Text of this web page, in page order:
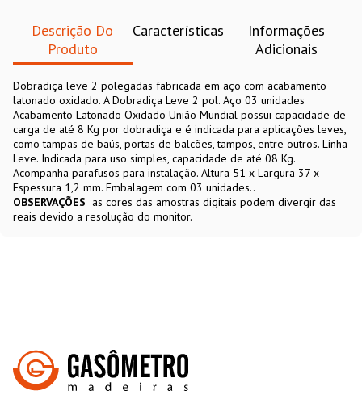
Descrição Do
Produto
Características
Informações
Adicionais
Dobradiça leve 2 polegadas fabricada em aço com acabamento
latonado oxidado. A Dobradiça Leve 2 pol. Aço 03 unidades
Acabamento Latonado Oxidado União Mundial possui capacidade de
carga de até 8 Kg por dobradiça e é indicada para aplicações leves,
como tampas de baús, portas de balcões, tampos, entre outros. Linha
Leve. Indicada para uso simples, capacidade de até 08 Kg.
Acompanha parafusos para instalação. Altura 51 x Largura 37 x
Espessura 1,2 mm. Embalagem com 03 unidades..
OBSERVAÇÕES as cores das amostras digitais podem divergir das
reais devido a resolução do monitor.